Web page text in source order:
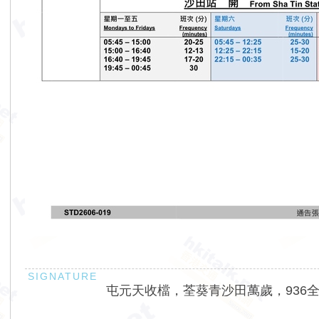
屯元天收檔，荃葵青沙田萬歲，936